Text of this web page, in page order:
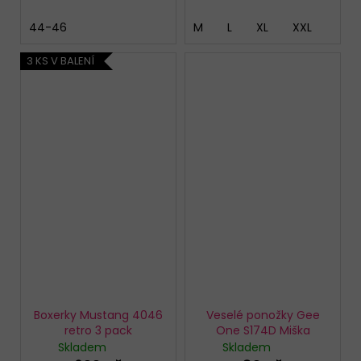
44-46 M L XL XXL
3 KS V BALENÍ
Boxerky Mustang 4046
retro 3 pack
Skladem
Veselé ponožky Gee
One S174D Miška
Skladem